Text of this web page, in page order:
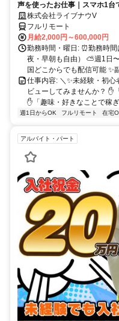
声を使ったお仕事｜スマホ1
～OK♪
株式会社ライブナウV
フルリモート
月給2,000円～600,000円
勤務時間・曜日: ⏰勤務時
夜・早朝も自由） ⛅週1日
国どこからでも配信可能 ✨
仕事内容: ＼✨未経験・初
ビューしてみませんか？ ✋
✋「趣味・好きなことで稼
週1日からOK フルリモート 在宅
アルバイト・パート